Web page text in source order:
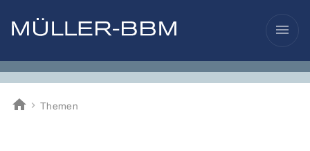
menu
home
Müller-BBM
Themen